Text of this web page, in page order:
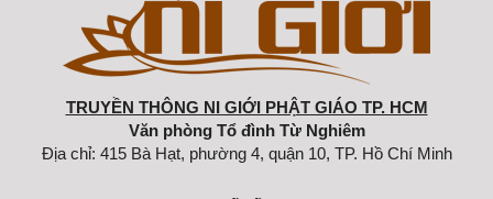
TRUYỀN THÔNG NI GIỚI PHẬT GIÁO TP. HCM
Văn phòng Tổ đình Từ Nghiêm
Địa chỉ: 415 Bà Hạt, phường 4, quận 10, TP. Hồ Chí Minh